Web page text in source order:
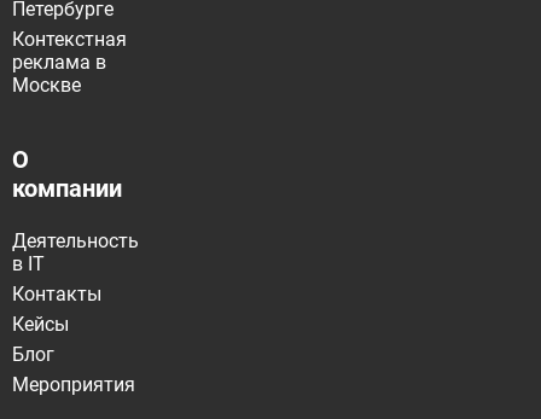
Петербурге
Контекстная
реклама в
Москве
О
компании
Деятельность
в IT
Контакты
Кейсы
Блог
Мероприятия